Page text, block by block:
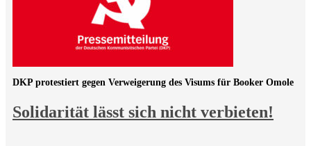
Solidarität lässt sich nicht verbieten!
DKP protestiert gegen Verweigerung des Visums für Booker Omole